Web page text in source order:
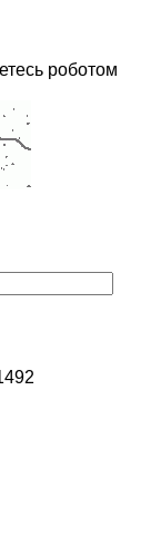
роботом